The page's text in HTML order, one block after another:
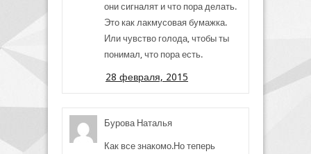
они сигналят и что пора делать.
Это как лакмусовая бумажка.
Или чувство голода, чтобы ты
понимал, что пора есть.
28 февраля, 2015
Бурова Наталья
Как все знакомо.Но теперь